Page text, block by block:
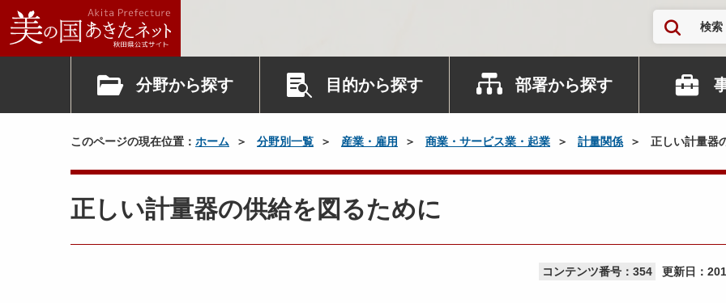
検索
分野から探す 目的から探す 部署から探す
このページの現在位置： ホーム 分野別一覧 産業・雇用 商業・サービス業・起業 計量関係 正しい計量器
正しい計量器の供給を図るために
コンテンツ番号：354 更新日：